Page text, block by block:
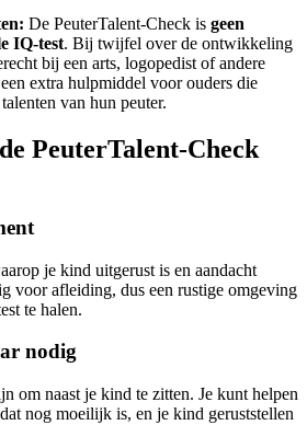
De PeuterTalent-Check is geen
IQ-test. Bij twijfel over de ontwikkeling
bij een arts, logopedist of andere
extra hulpmiddel voor ouders die
van hun peuter.
PeuterTalent-Check
je kind uitgerust is en aandacht
voor afleiding, dus een rustige omgeving
te halen.
nodig
om naast je kind te zitten. Je kunt helpen
nog moeilijk is, en je kind geruststellen